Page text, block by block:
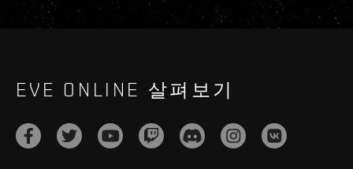
EVE ONLINE 살펴보기